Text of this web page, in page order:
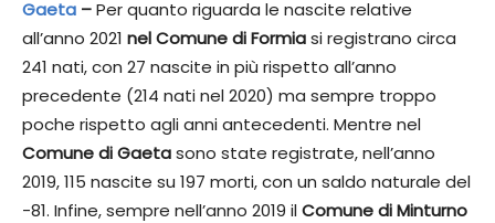
Gaeta –Per quanto riguarda le nascite relative
all’anno 2021 nel Comune di Formiasi registrano circa
241 nati, con 27 nascite in più rispetto all’anno
precedente (214 nati nel 2020) ma sempre troppo
poche rispetto agli anni antecedenti. Mentre nel
Comune di Gaetasono state registrate, nell’anno
2019, 115 nascite su 197 morti, con un saldo naturale del
-81. Infine, sempre nell’anno 2019 ilComune di Minturno